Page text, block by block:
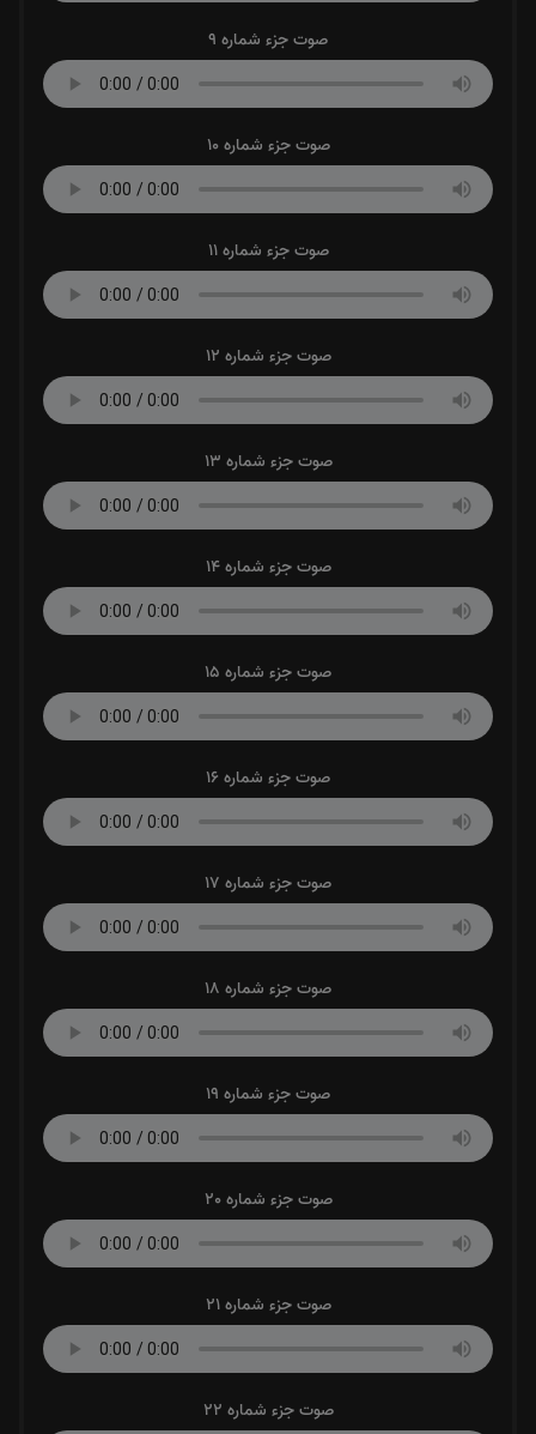
صوت جزء شماره 9
صوت جزء شماره 10
صوت جزء شماره 11
صوت جزء شماره 12
صوت جزء شماره 13
صوت جزء شماره 14
صوت جزء شماره 15
صوت جزء شماره 16
صوت جزء شماره 17
صوت جزء شماره 18
صوت جزء شماره 19
صوت جزء شماره 20
صوت جزء شماره 21
صوت جزء شماره 22